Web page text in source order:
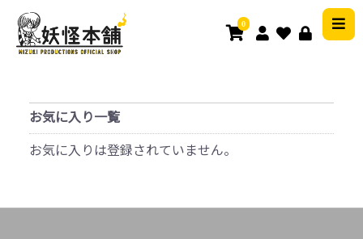
0
お気に入り一覧
お気に入りは登録されていません。